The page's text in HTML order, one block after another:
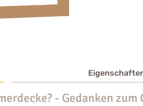
- Gedanken zum